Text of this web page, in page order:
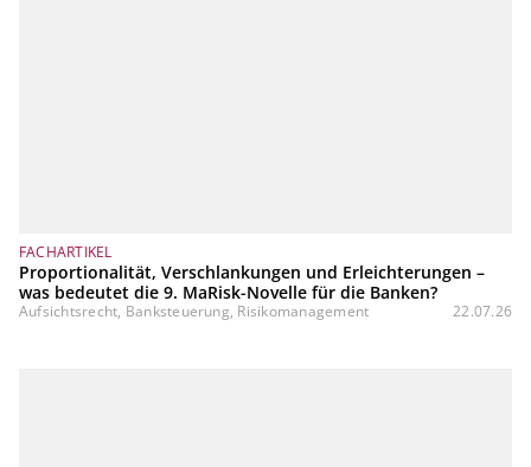
FACHARTIKEL
Proportionalität, Verschlankungen und Erleichterungen –
was bedeutet die 9. MaRisk-Novelle für die Banken?
Aufsichtsrecht, Banksteuerung, Risikomanagement 22.07.26